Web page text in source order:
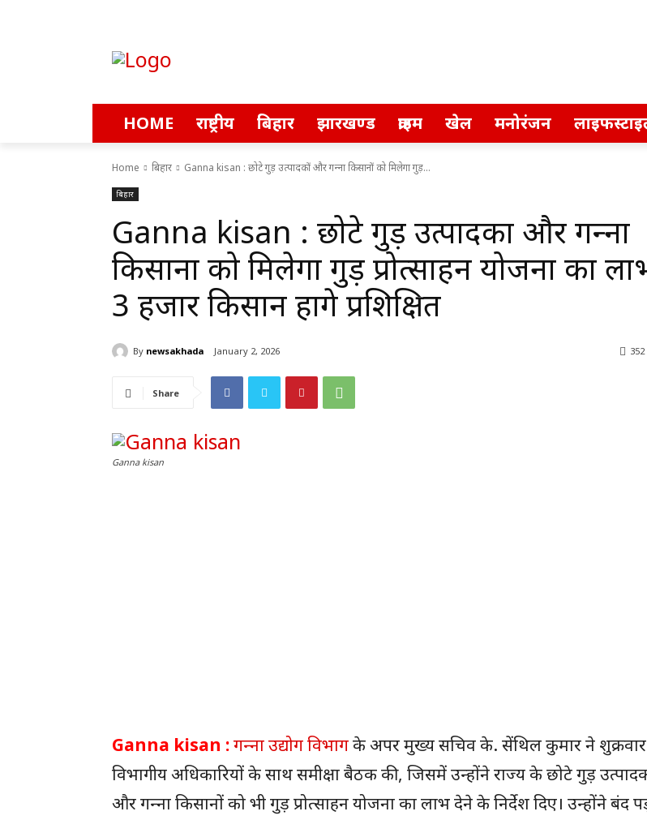
HOME राष्ट्रीय बिहार झारखण्ड क्राइम खेल मनोरंजन
Home बिहार Ganna kisan : छोटे गुड़ उत्‍पादकों और गन्‍ना किसानों को मिलेगा गुड़...
बिहार
Ganna kisan : छोटे गुड़ उत्‍पादकों और गन्‍ना
किसानों को मिलेगा गुड़ प्रोत्‍साहन योजना का
3 हजार किसान होंगे प्रशिक्षित
By newsakhada January 2, 2026 352
Share
Ganna kisan
Ganna kisan :गन्‍ना उद्योग विभागके अपर मुख्य सचिव के. सेंथिल कुमार ने
विभागीय अधिकारियों के साथ समीक्षा बैठक की, जिसमें उन्‍होंने राज्‍य के छोटे गुड़
और गन्‍ना किसानों को भी गुड़ प्रोत्‍साहन योजना का लाभ देने के निर्देश दिए। उन्‍होंने बंद